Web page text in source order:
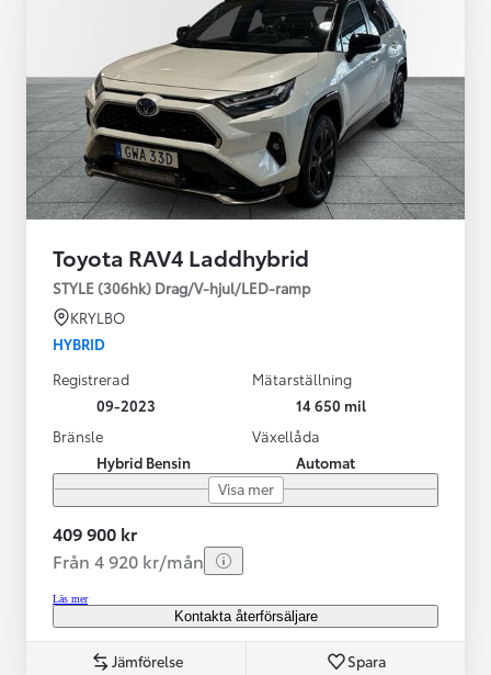
Toyota RAV4 Laddhybrid
STYLE (306hk) Drag/V-hjul/LED-ramp
KRYLBO
HYBRID
Registrerad
09-2023
Mätarställning
14 650 mil
Bränsle
Hybrid Bensin
Växellåda
Automat
Visa mer
409 900 kr
Från 4 920 kr/mån
Läs mer
Kontakta återförsäljare
Jämförelse Spara